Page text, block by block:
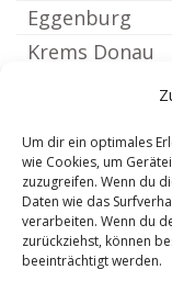
Um dir ein optimales
wie Cookies, um
zuzugreifen. Wenn du
Daten wie das
verarbeiten. Wenn du
zurückziehst, können
beeinträchtigt werden.
Eggenburg
Krems Donau
Maissau
Hardegg
Schrattenthal
Traismauer